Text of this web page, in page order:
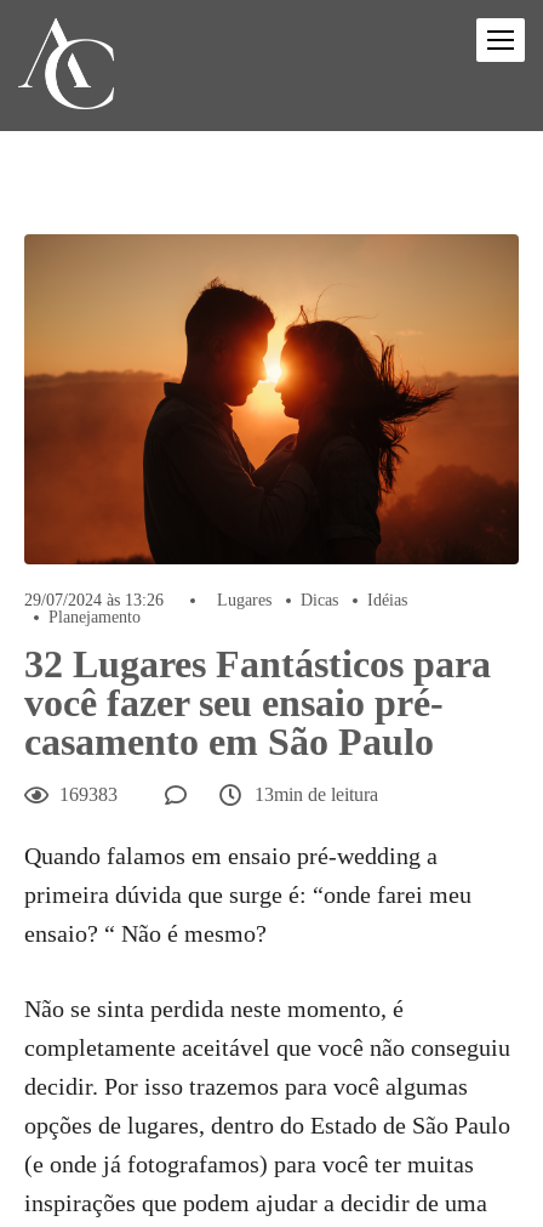
29/07/2024 às 13:26 Lugares Dicas
Idéias
Planejamento
32 Lugares Fantásticos para
você fazer seu ensaio pré-
casamento em São Paulo
169383 13min de leitura
Quando falamos em ensaio pré-wedding a
primeira dúvida que surge é: “onde farei meu
ensaio? “ Não é mesmo?
Não se sinta perdida neste momento, é
completamente aceitável que você não conseguiu
decidir. Por isso trazemos para você algumas
opções de lugares, dentro do Estado de São Paulo
(e onde já fotografamos) para você ter muitas
inspirações que podem ajudar a decidir de uma